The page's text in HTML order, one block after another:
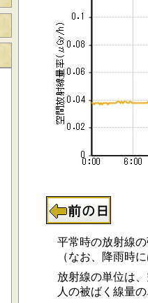
平常時の放射線の
（なお、降雨時に
放射線の単位は、
人の被ばく線量の